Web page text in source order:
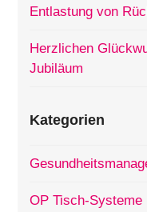
Entlastung von
Herzlichen
Jubiläum
Kategorien
OP Tisch-Systeme